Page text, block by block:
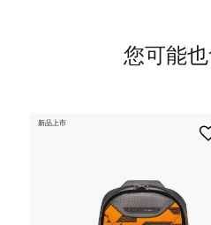
您可能
新品上市